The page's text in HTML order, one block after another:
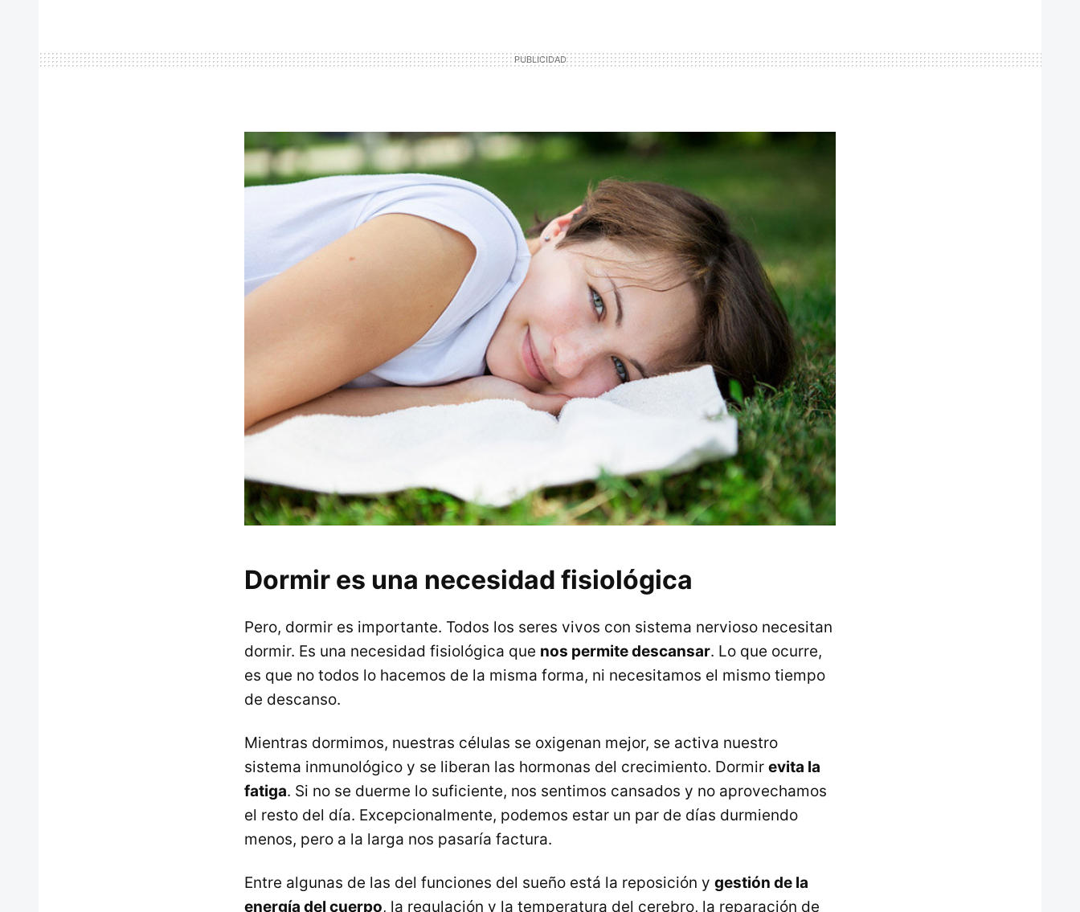
Dormir es una necesidad fisiológica
Pero, dormir es importante. Todos los seres vivos con sistema nervioso necesitan
dormir. Es una necesidad fisiológica que nos permite descansar. Lo que ocurre,
es que no todos lo hacemos de la misma forma, ni necesitamos el mismo tiempo
de descanso.
Mientras dormimos, nuestras células se oxigenan mejor, se activa nuestro
sistema inmunológico y se liberan las hormonas del crecimiento. Dormir evita la
fatiga. Si no se duerme lo suficiente, nos sentimos cansados y no aprovechamos
el resto del día. Excepcionalmente, podemos estar un par de días durmiendo
menos, pero a la larga nos pasaría factura.
Entre algunas de las del funciones del sueño está la reposición y gestión de la
energía del cuerpo, la regulación y la temperatura del cerebro, la reparación de